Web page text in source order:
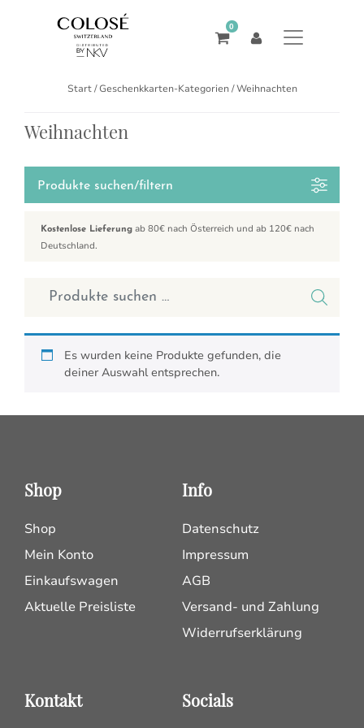
0
Start/ Geschenkkarten-Kategorien / Weihnachten
Weihnachten
Produkte suchen/filtern
Kostenlose Lieferung ab 80€ nach Österreich und ab 120€ nach
Deutschland.
Suchen nach:
Es wurden keine Produkte gefunden, die
deiner Auswahl entsprechen.
Shop
Shop
Mein Konto
Einkaufswagen
Aktuelle Preisliste
Info
Datenschutz
Impressum
AGB
Versand- und Zahlung
Widerrufserklärung
Kontakt Socials